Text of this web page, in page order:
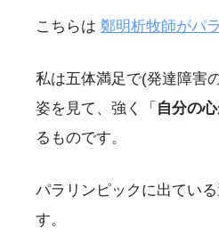
こちらは 鄭明析牧師がパ
私は五体満足で(発達障害
姿を見て、強く「 自分の
るものです。
パラリンピックに出てい
す。